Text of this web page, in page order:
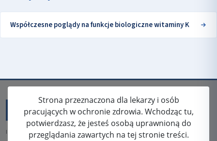
Współczesne poglądy na funkcje biologiczne witaminy K
Strona przeznaczona dla lekarzy i osób
pracujących w ochronie zdrowia. Wchodząc tu,
potwierdzasz, że jesteś osobą uprawnioną do
przeglądania zawartych na tej stronie treści.
ISSN: 2080-5438